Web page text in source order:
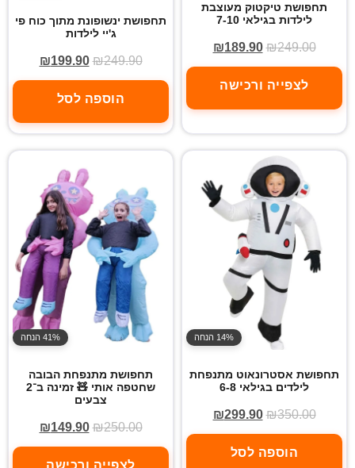
תחפושת טיקטוק מעוצבת
לילדות בגילאי 7-10
₪249.00
₪189.90
לצפייה ורכישה
תחפושת ינשופונת מתוך כוח פי
ג'יי לילדות
₪249.90
₪199.90
הוספה לסל
14% הנחה
תחפושת אסטרונאוט מתנפחת
לילדים בגילאי 6-8
₪350.00
₪299.90
הוספה לסל
41% הנחה
תחפושת מתנפחת הבובה
שחטפה אותי 🧸 זמינה ב־2
צבעים
₪250.00
₪149.90
לצפייה ורכישה